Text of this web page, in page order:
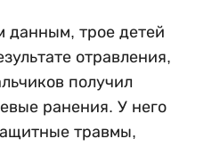
данным, трое детей
отравления,
получил
ранения. У него
травмы,